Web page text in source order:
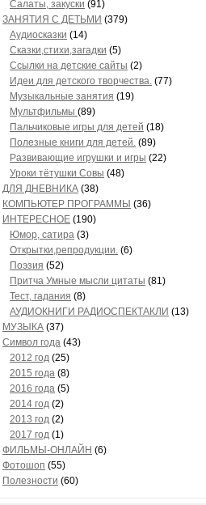
Салаты, закуски (91)
ЗАНЯТИЯ С ДЕТЬМИ (379)
Аудиосказки (14)
Сказки,стихи,загадки (5)
Ссылки на детские сайты (2)
Идеи для детского творчества. (77)
Музыкальные занятия (19)
Мультфильмы (89)
Пальчиковые игры для детей (18)
Полезные книги для детей. (89)
Развивающие игрушки и игры (22)
Уроки тётушки Совы (48)
ДЛЯ ДНЕВНИКА (38)
КОМПЬЮТЕР ПРОГРАММЫ (36)
ИНТЕРЕСНОЕ (190)
Юмор, сатира (3)
Открытки,репродукции. (6)
Поэзия (52)
Притча Умные мысли цитаты (81)
Тест, гадания (8)
АУДИОКНИГИ РАДИОСПЕКТАКЛИ (13)
МУЗЫКА (37)
Символ года (43)
2012 год (25)
2015 года (8)
2016 года (5)
2014 год (2)
2013 год (2)
2017 год (1)
ФИЛЬМЫ-ОНЛАЙН (6)
Фотошоп (55)
Полезности (60)